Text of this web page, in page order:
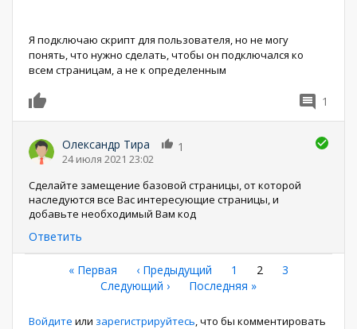
Я подключаю скрипт для пользователя, но не могу
понять, что нужно сделать, чтобы он подключался ко
всем страницам, а не к определенным
1
Олександр Тира
24 июля 2021 23:02
1
Сделайте замещение базовой страницы, от которой
наследуются все Вас интересующие страницы, и
добавьте необходимый Вам код
Ответить
Нумерация
страниц
Первая
страница
« Первая ←
‹ Предыдущий Страница
1
Текущая
2 Страница
3
Следующая
Следующий ›
Последняя
Последняя »
Войдите или зарегистрируйтесь, что бы комментировать